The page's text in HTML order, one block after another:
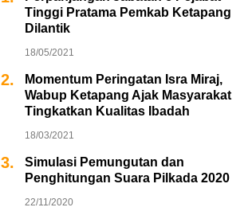
Tinggi Pratama Pemkab Ketapang
Dilantik
18/05/2021
2.
Momentum Peringatan Isra Miraj,
Wabup Ketapang Ajak Masyarakat
Tingkatkan Kualitas Ibadah
18/03/2021
3.
Simulasi Pemungutan dan
Penghitungan Suara Pilkada 2020
22/11/2020